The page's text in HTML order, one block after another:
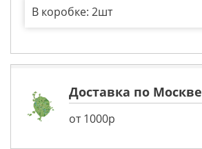
В коробке: 2шт
Доставка по Москве
от 1000р